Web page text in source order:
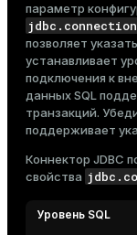
параметр
позволяет
устанавливает
подключения к
данных SQL
транзакций.
поддерживает
Коннектор JDBC
свойства